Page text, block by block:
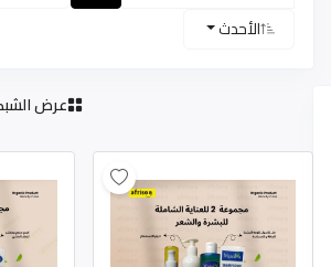
الأحدث
عرض